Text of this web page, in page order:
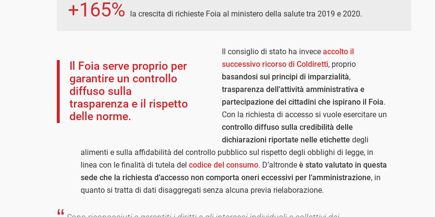
+165% la crescita di richieste Foia al ministero della salute tra 2019 e 2020.
Il Foia serve proprio per
garantire un controllo
diffuso sulla
trasparenza e il rispetto
delle norme.
Il consiglio di stato ha invece accolto il
successivo ricorso di Coldiretti, proprio
basandosi sui principi di imparzialità,
trasparenza dell’attività amministrativa e
partecipazione dei cittadini che ispirano il Foia.
Con la richiesta di accesso si vuole esercitare un
controllo diffuso sulla credibilità delle
dichiarazioni riportate nelle etichette degli
alimenti e sulla affidabilità del controllo pubblico sul rispetto degli obblighi di legge, in
linea con le finalità di tutela del codice del consumo. D’altronde è stato valutato in questa
sede che la richiesta d’accesso non comporta oneri eccessivi per l’amministrazione, in
quanto si tratta di dati disaggregati senza alcuna previa rielaborazione.